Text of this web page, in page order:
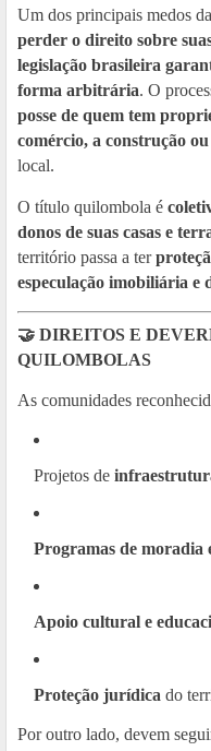
Um dos principais medos
perder o direito sobre
legislação brasileira
forma arbitrária. O
posse de quem tem
comércio, a construção
local.
O título quilombola é
donos de suas casas e
território passa a ter
especulação imobiliária e
🤝 DIREITOS E
QUILOMBOLAS
As comunidades
Projetos de
Programas de
Apoio cultural e
Proteção jurídica do
Por outro lado, devem